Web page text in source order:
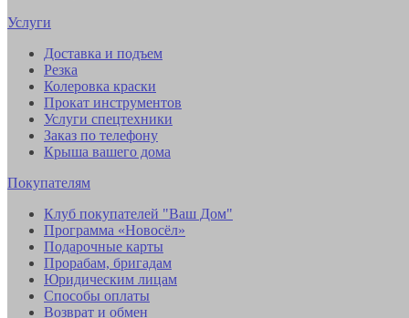
Услуги
Доставка и подъем
Резка
Колеровка краски
Прокат инструментов
Услуги спецтехники
Заказ по телефону
Крыша вашего дома
Покупателям
Клуб покупателей "Ваш Дом"
Программа «Новосёл»
Подарочные карты
Прорабам, бригадам
Юридическим лицам
Способы оплаты
Возврат и обмен